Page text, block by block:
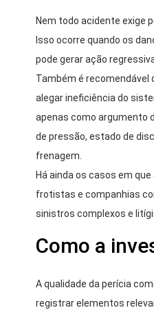
Nem todo acidente exige
Isso ocorre quando os
pode gerar ação
Também é recomendável
alegar ineficiência do
apenas como argumento
de pressão, estado de
frenagem.
Há ainda os casos em
frotistas e companhias
sinistros complexos e
Como a
A qualidade da perícia
registrar elementos